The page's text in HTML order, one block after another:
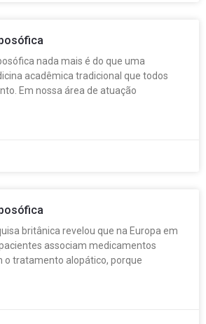
nada mais é do que uma
acadêmica tradicional que todos
Em nossa área de atuação
britânica revelou que na Europa em
associam medicamentos
o tratamento alopático, porque